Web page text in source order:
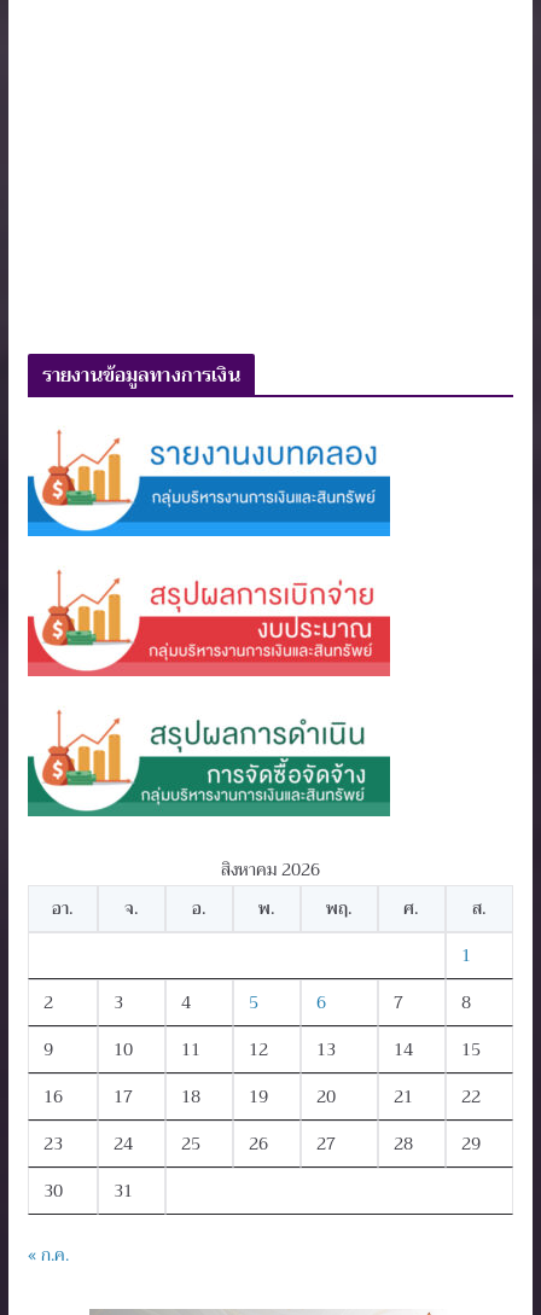
รายงานข้อมูลทางการเงิน
สิงหาคม 2026
อา.
จ. อ. พ. พฤ. ศ.
ส.
1
2
3 4 5 6 7
8
9
10 11 12 13 14
15
16
17 18 19 20 21
22
23
24 25 26 27 28
29
30
31
« ก.ค.